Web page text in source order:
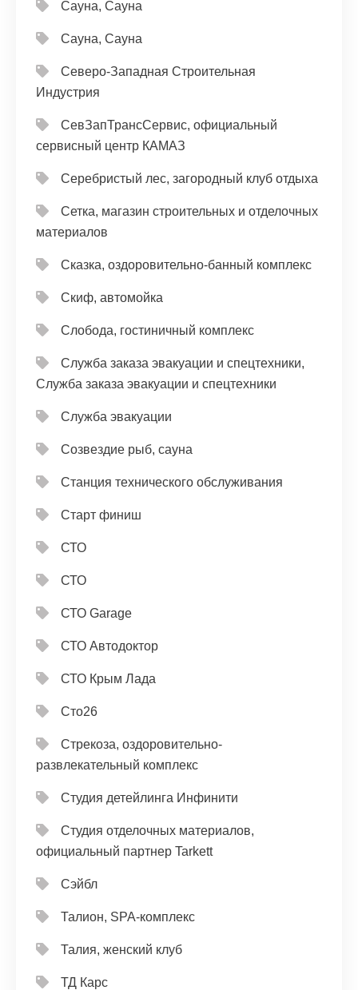
Сауна, Сауна
Сауна, Сауна
Северо-Западная Строительная
Индустрия
СевЗапТрансСервис, официальный
сервисный центр КАМАЗ
Серебристый лес, загородный клуб отдыха
Сетка, магазин строительных и отделочных
материалов
Сказка, оздоровительно-банный комплекс
Скиф, автомойка
Слобода, гостиничный комплекс
Служба заказа эвакуации и спецтехники,
Служба заказа эвакуации и спецтехники
Служба эвакуации
Созвездие рыб, сауна
Станция технического обслуживания
Старт финиш
СТО
СТО
СТО Garage
СТО Автодоктор
СТО Крым Лада
Сто26
Стрекоза, оздоровительно-
развлекательный комплекс
Студия детейлинга Инфинити
Студия отделочных материалов,
официальный партнер Tarkett
Сэйбл
Талион, SPA-комплекс
Талия, женский клуб
ТД Карс